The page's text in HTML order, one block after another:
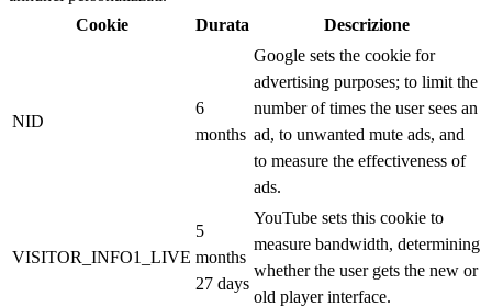
Cookie
Durata Descrizione
NID
6
months
Google sets the cookie for
advertising purposes; to limit the
number of times the user sees an
ad, to unwanted mute ads, and
to measure the effectiveness of
ads.
VISITOR_INFO1_LIVE
5
months
27 days
YouTube sets this cookie to
measure bandwidth, determining
whether the user gets the new or
old player interface.